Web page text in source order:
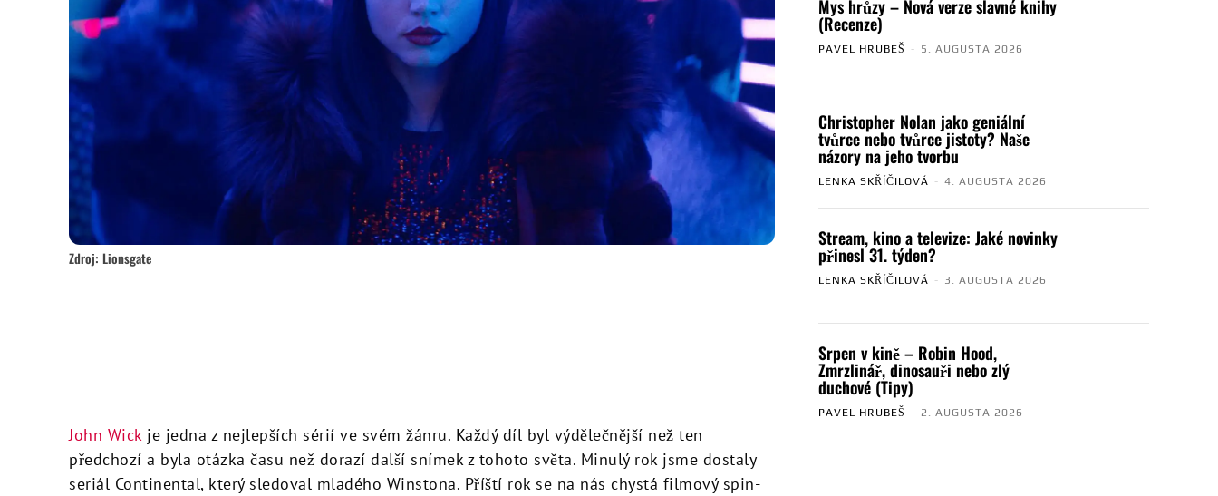
Zdroj: Lionsgate
Mys hrůzy – Nová verze slavné knihy
(Recenze)
PAVEL HRUBEŠ - 5. AUGUSTA 2026
Christopher Nolan jako geniální
tvůrce nebo tvůrce jistoty? Naše
názory na jeho tvorbu
LENKA SKŘÍČILOVÁ - 4. AUGUSTA 2026
Stream, kino a televize: Jaké novinky
přinesl 31. týden?
LENKA SKŘÍČILOVÁ - 3. AUGUSTA 2026
Srpen v kině – Robin Hood,
Zmrzlinář, dinosauři nebo zlý
duchové (Tipy)
PAVEL HRUBEŠ - 2. AUGUSTA 2026
John Wickje jedna z nejlepších sérií ve svém žánru. Každý díl byl výdělečnější než ten
předchozí a byla otázka času než dorazí další snímek z tohoto světa. Minulý rok jsme dostaly
seriál Continental, který sledoval mladého Winstona. Příští rok se na nás chystá filmový spin-